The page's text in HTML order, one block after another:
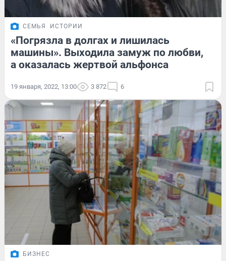
СЕМЬЯ ИСТОРИИ
«Погрязла в долгах и лишилась
машины». Выходила замуж по любви,
а оказалась жертвой альфонса
19 января, 2022, 13:00 3 872 6
БИЗНЕС